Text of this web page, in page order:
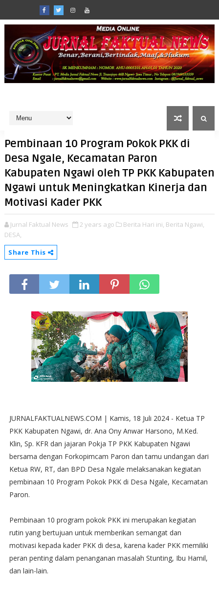
Pembinaan 10 Program Pokok PKK di
Desa Ngale, Kecamatan Paron
Kabupaten Ngawi oleh TP PKK Kabupaten
Ngawi untuk Meningkatkan Kinerja dan
Motivasi Kader PKK
Jurnal Faktual News 2 years ago Berita Hari ini, Berita Ngawi,
DESA,
Share This
JURNALFAKTUALNEWS.COM | Kamis, 18 Juli 2024 - Ketua TP
PKK Kabupaten Ngawi, dr. Ana Ony Anwar Harsono, M.Ked.
Klin, Sp. KFR dan jajaran Pokja TP PKK Kabupaten Ngawi
bersama dengan Forkopimcam Paron dan tamu undangan dari
Ketua RW, RT, dan BPD Desa Ngale melaksanakan kegiatan
pembinaan 10 Program Pokok PKK di Desa Ngale, Kecamatan
Paron.
Pembinaan 10 program pokok PKK ini merupakan kegiatan
rutin yang bertujuan untuk memberikan semangat dan
motivasi kepada kader PKK di desa, karena kader PKK memiliki
peran penting dalam penanganan masalah Stunting, Ibu Hamil,
dan lain-lain.